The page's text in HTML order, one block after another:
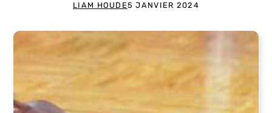
LIAM HOUDE5 JANVIER 2024